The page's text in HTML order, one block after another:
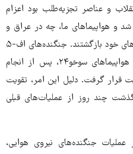
و عناصر تجزیه‌طلب بود اعزام
و هواپیماهای ما، چه در عراق و
اربیل و چه در کویت، سالم به پایگاه‌های خود بازگشتند. جنگنده‌های اف-۵
ما هم سالم به کشور بازگشتند، اما هواپیماهای سوخو۲۴، پس از انجام
قرار گرفت. دلیل این امر، تقویت
چند روز از عملیات‌های قبلی
جنگنده‌های نیروی هوایی،